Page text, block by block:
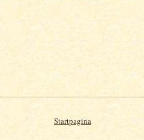
Startpagina